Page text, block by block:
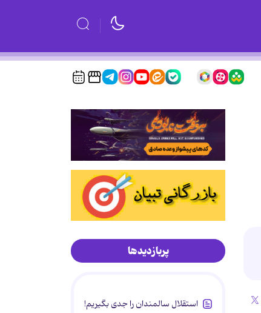
پربازدیدها
استقلال سالمندان را جدی بگیریم!